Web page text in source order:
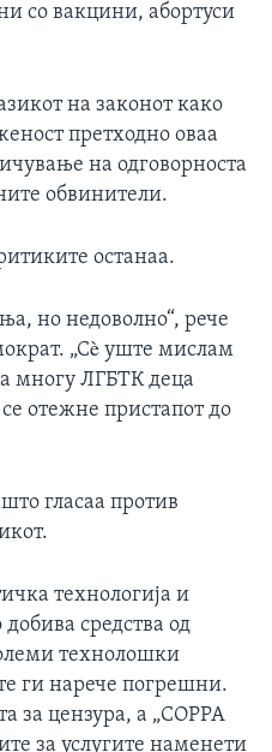
со вакцини, абортуси
на законот како
претходно оваа
на одговорноста
обвинители.
останаа.
но недоволно“, рече
„Сè уште мислам
многу ЛГБТК деца
отежне пристапот до
гласаа против
технологија и
средства од
технолошки
ги нарече погрешни.
за цензура, а „COPPA
за услугите наменети